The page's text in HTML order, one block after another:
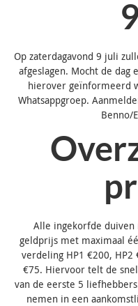
Op zaterdagavond 9 juli
afgeslagen. Mocht de
hierover geïnformeerd
Whatsappgroep.
Benno/
Alle ingekorfde duiven
geldprijs met maximaal
verdeling HP1 €200, HP2
€75. Hiervoor telt de
van de eerste 5
nemen in een